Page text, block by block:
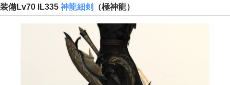
装備Lv70 IL335 神龍細剣 （極神龍）